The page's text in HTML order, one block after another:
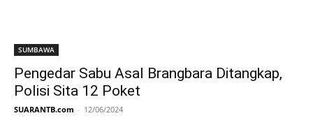
SUMBAWA
Pengedar Sabu Asal Brangbara Ditangkap,
Polisi Sita 12 Poket
SUARANTB.com - 12/06/2024